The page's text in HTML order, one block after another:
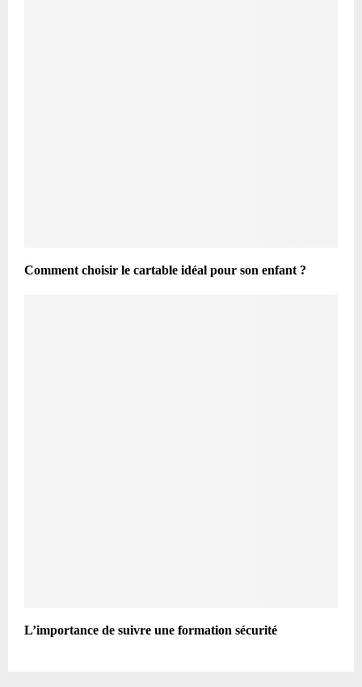
Comment choisir le cartable idéal pour son enfant ?
L’importance de suivre une formation sécurité